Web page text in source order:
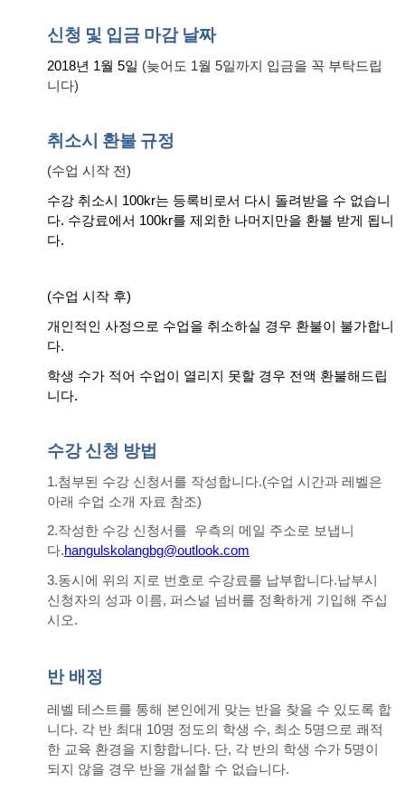
신청 및 입금 마감 날짜
2018년 1월 5일 (늦어도 1월 5일까지 입금을 꼭 부탁드립
니다)
취소시 환불 규정
(수업 시작 전)
수강 취소시 100kr는 등록비로서 다시 돌려받을 수 없습니
다. 수강료에서 100kr를 제외한 나머지만을 환불 받게 됩니
다.
(수업 시작 후)
개인적인 사정으로 수업을 취소하실 경우 환불이 불가합니
다.
학생 수가 적어 수업이 열리지 못할 경우 전액 환불해드립
니다.
수강 신청 방법
1.첨부된 수강 신청서를 작성합니다.(수업 시간과 레벨은
아래 수업 소개 자료 참조)
2.작성한 수강 신청서를 우측의 메일 주소로 보냅니
다.hangulskolangbg@outlook.com
3.동시에 위의 지로 번호로 수강료를 납부합니다.납부시
신청자의 성과 이름, 퍼스널 넘버를 정확하게 기입해 주십
시오.
반 배정
레벨 테스트를 통해 본인에게 맞는 반을 찾을 수 있도록 합
니다. 각 반 최대 10명 정도의 학생 수, 최소 5명으로 쾌적
한 교육 환경을 지향합니다. 단, 각 반의 학생 수가 5명이
되지 않을 경우 반을 개설할 수 없습니다.